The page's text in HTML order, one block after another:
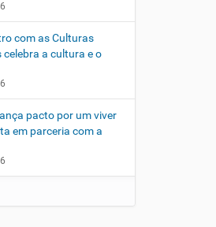
com as Culturas
celebra a cultura e o
pacto por um viver
em parceria com a